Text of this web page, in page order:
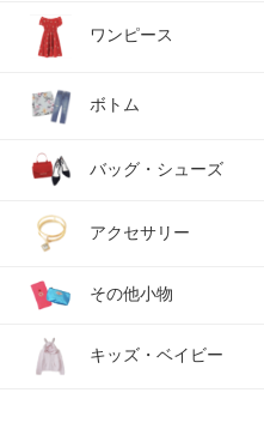
ワンピース
ボトム
バッグ・シューズ
アクセサリー
その他小物
キッズ・ベイビー